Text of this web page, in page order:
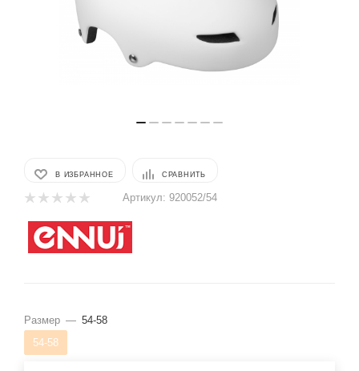
В ИЗБРАННОЕ СРАВНИТЬ
Артикул: 920052/54
Размер — 54-58
54-58